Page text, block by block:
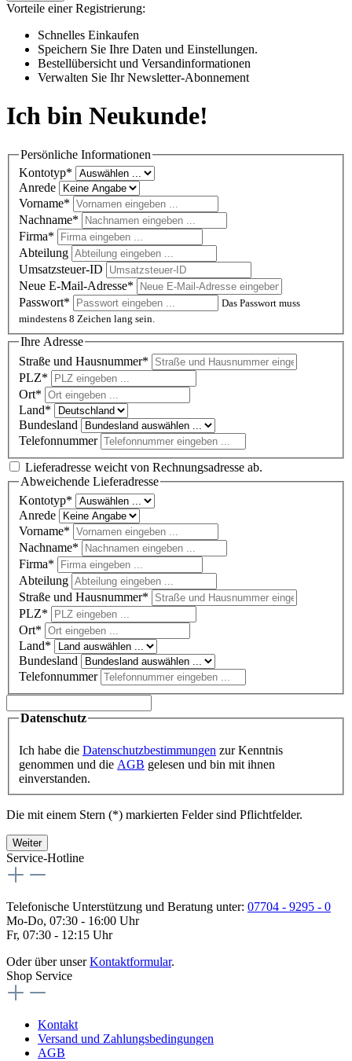
Vorteile einer Registrierung:
Schnelles Einkaufen
Speichern Sie Ihre Daten und Einstellungen.
Bestellübersicht und Versandinformationen
Verwalten Sie Ihr Newsletter-Abonnement
Ich bin Neukunde!
Persönliche Informationen
Kontotyp*
Anrede
Vorname*
Nachname*
Firma*
Abteilung
Umsatzsteuer-ID
Neue E-Mail-Adresse*
Passwort*
Das Passwort muss
mindestens 8 Zeichen lang sein.
Ihre Adresse
Straße und Hausnummer*
PLZ*
Ort*
Land*
Bundesland
Telefonnummer
Lieferadresse weicht von Rechnungsadresse ab.
Abweichende Lieferadresse
Kontotyp*
Anrede
Vorname*
Nachname*
Firma*
Abteilung
Straße und Hausnummer*
PLZ*
Ort*
Land*
Bundesland
Telefonnummer
Datenschutz
Ich habe die Datenschutzbestimmungen zur Kenntnis
genommen und die AGB gelesen und bin mit ihnen
einverstanden.
Die mit einem Stern (*) markierten Felder sind Pflichtfelder.
Weiter
Service-Hotline
Telefonische Unterstützung und Beratung unter: 07704 - 9295 - 0
Mo-Do, 07:30 - 16:00 Uhr
Fr, 07:30 - 12:15 Uhr
Oder über unserKontaktformular.
Shop Service
Kontakt
Versand und Zahlungsbedingungen
AGB